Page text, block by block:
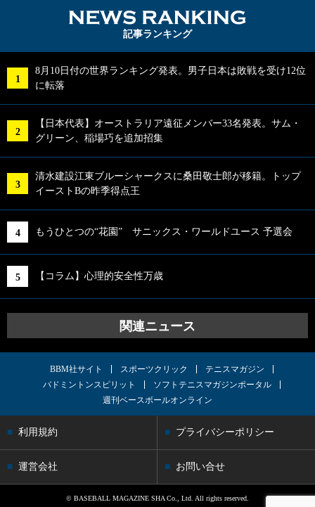
記事ランキング
8月10日付の世界ランキング発表。男子日本は敗戦を受け12位
に転落
【日本代表】オーストラリア遠征メンバー33名発表。サム・
グリーン、稲場巧を追加招集
清水建設江東ブルーシャークスに桑田敬士郎が移籍。トップ
イーストBの昨季得点王
もうひとつの“花園” サニックス・ワールドユース 予選会
【コラム】心理的安全性万歳
関連ニュース
BBM社サイト スポーツクリック
テニスマガジン
バドミントンスピリット
ソフトテニスマガジンポータル
週刊ベースボールオンライン
利用規約 プライバシーポリシー
運営会社 お問い合せ
© BASEBALL MAGAZINE SHA Co., Ltd. All rights reserved.